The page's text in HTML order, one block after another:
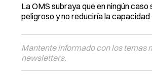
La OMS subraya que en ningún
peligroso y no reduciría la
Mantente informado con los temas
newsletters.